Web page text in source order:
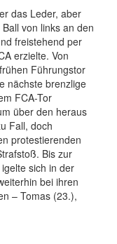
das Leder, aber
von links an den
freistehend per
erzielte. Von
Führungstor
nächste brenzlige
FCA-Tor
über den heraus
Fall, doch
protestierenden
Bis zur
sich in der
bei ihren
– Tomas (23.),